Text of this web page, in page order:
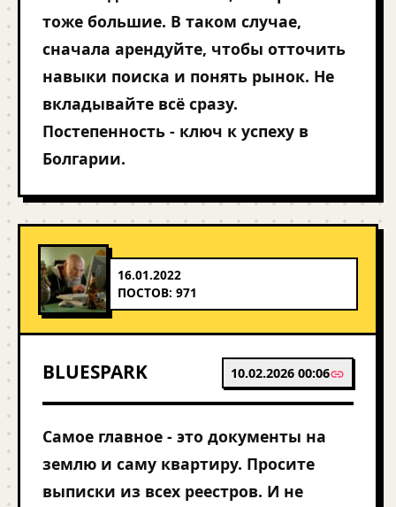
тоже большие. В таком случае,
сначала арендуйте, чтобы отточить
навыки поиска и понять рынок. Не
вкладывайте всё сразу.
Постепенность - ключ к успеху в
Болгарии.
16.01.2022
ПОСТОВ: 971
BLUESPARK 10.02.2026 00:06
Самое главное - это документы на
землю и саму квартиру. Просите
выписки из всех реестров. И не